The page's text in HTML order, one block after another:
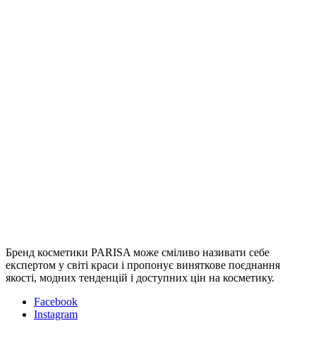
Бренд косметики PARISA може сміливо називати себе
експертом у світі краси і пропонує виняткове поєднання
якості, модних тенденцій і доступних цін на косметику.
Facebook
Instagram